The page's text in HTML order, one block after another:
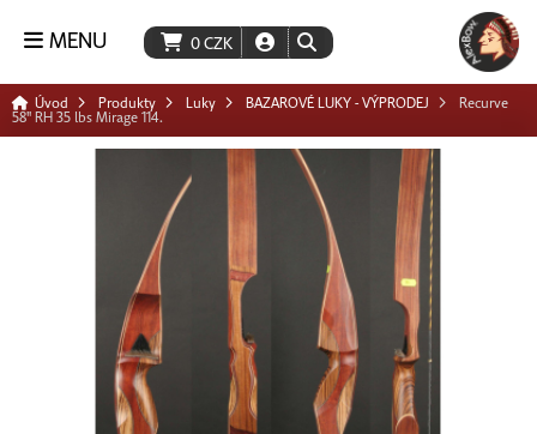
0CZK
MENU
Úvod Produkty Luky BAZAROVÉ LUKY - VÝPRODEJ Recurve
58" RH 35 lbs Mirage 114.